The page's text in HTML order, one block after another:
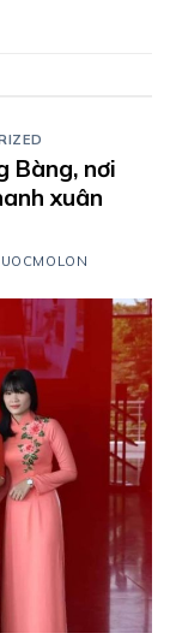
Bàng, nơi
xuân
UOCMOLON